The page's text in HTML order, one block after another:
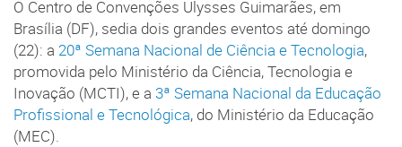
O Centro de Convenções Ulysses Guimarães, em
Brasília (DF), sedia dois grandes eventos até domingo
(22): a 20ª Semana Nacional de Ciência e Tecnologia,
promovida pelo Ministério da Ciência, Tecnologia e
Inovação (MCTI), e a 3ª Semana Nacional da Educação
Profissional e Tecnológica, do Ministério da Educação
(MEC).